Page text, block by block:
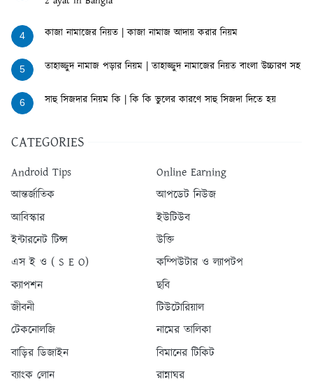
4 কাজা নামাজের নিয়ত | কাজা নামাজ আদায় করার নিয়ম
5 তাহাজ্জুদ নামাজ পড়ার নিয়ম | তাহাজ্জুদ নামাজের নিয়ত বাংলা উচ্চারণ সহ
6 সাহু সিজদার নিয়ম কি | কি কি ভুলের কারণে সাহু সিজদা দিতে হয়
CATEGORIES
Android Tips
Online Earning
আন্তর্জাতিক
আপডেট নিউজ
আবিস্কার
ইউটিউব
ইন্টারনেট টিপ্স
উক্তি
এস ই ও ( S E O)
কম্পিউটার ও ল্যাপটপ
ক্যাপশন
ছবি
জীবনী
টিউটোরিয়াল
টেকনোলজি
নামের তালিকা
বাড়ির ডিজাইন
বিমানের টিকিট
ব্যাংক লোন
রান্নাঘর